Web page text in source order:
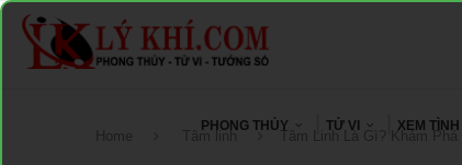
PHONG THỦY TỬ VI XEM TÌNH
Home Tâm linh Tâm Linh Là Gì? Khám